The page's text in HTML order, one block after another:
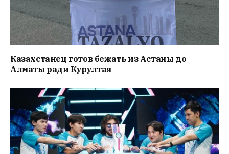
Казахстанец готов бежать из Астаны до
Алматы ради Курултая